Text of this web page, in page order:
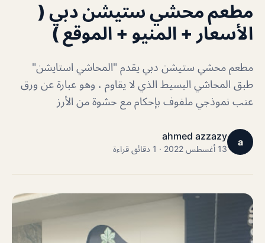
مطعم محشي ستيشن دبي (
الأسعار + المنيو + الموقع )
مطعم محشي ستيشن دبي يقدم "المحاشي استايشن"
طبق المحاشي البسيط الذي لا يقاوم ، وهو عبارة عن ورق
عنب نموذجي ملفوف بإحكام مع حشوة من الأرز
a
ahmed azzazy
13 أغسطس 2022 · 1 دقائق قراءة